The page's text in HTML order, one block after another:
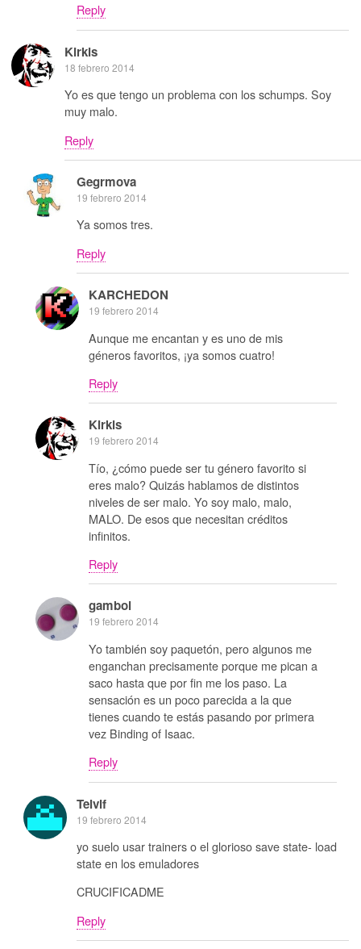
Reply
Kirkis
18 febrero 2014
Yo es que tengo un problema con los schumps. Soy
muy malo.
Reply
Gegrmova
19 febrero 2014
Ya somos tres.
Reply
KARCHEDON
19 febrero 2014
Aunque me encantan y es uno de mis
géneros favoritos, ¡ya somos cuatro!
Reply
Kirkis
19 febrero 2014
Tío, ¿cómo puede ser tu género favorito si
eres malo? Quizás hablamos de distintos
niveles de ser malo. Yo soy malo, malo,
MALO. De esos que necesitan créditos
infinitos.
Reply
gamboi
19 febrero 2014
Yo también soy paquetón, pero algunos me
enganchan precisamente porque me pican a
saco hasta que por fin me los paso. La
sensación es un poco parecida a la que
tienes cuando te estás pasando por primera
vez Binding of Isaac.
Reply
Telvif
19 febrero 2014
yo suelo usar trainers o el glorioso save state- load
state en los emuladores
CRUCIFICADME
Reply